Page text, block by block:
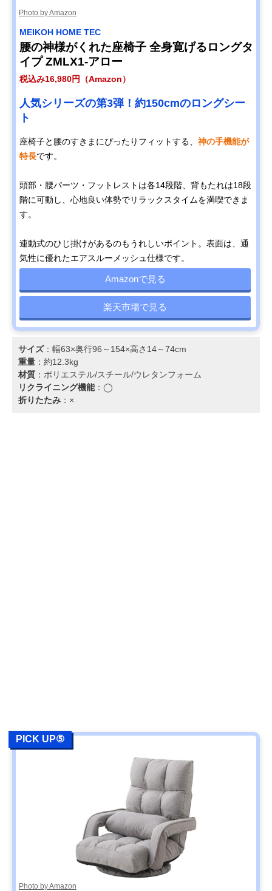
Photo by Amazon
MEIKOH HOME TEC
腰の神様がくれた座椅子 全身寛げるロングタ
イプ ZMLX1-アロー
税込み16,980円（Amazon）
人気シリーズの第3弾！約150cmのロングシー
ト
座椅子と腰のすきまにぴったりフィットする、 神の手機能が
特長です。
頭部・腰パーツ・フットレストは各14段階、背もたれは18段
階に可動し、心地良い体勢でリラックスタイムを満喫できま
す。
連動式のひじ掛けがあるのもうれしいポイント。表面は、通
気性に優れたエアスルーメッシュ仕様です。
Amazonで見る
楽天市場で見る
サイズ：幅63×奥行96～154×高さ14～74cm
重量 ：約12.3kg
材質 ：ポリエステル/スチール/ウレタンフォーム
リクライニング機能：◯
折りたたみ ：×
PICK UP⑤
Photo by Amazon